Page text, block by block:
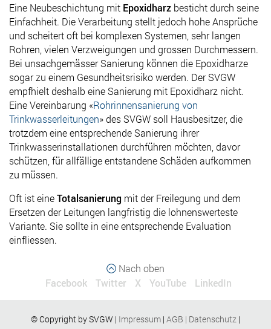
Eine Neubeschichtung mit Epoxidharz besticht durch seine
Einfachheit. Die Verarbeitung stellt jedoch hohe Ansprüche
und scheitert oft bei komplexen Systemen, sehr langen
Rohren, vielen Verzweigungen und grossen Durchmessern.
Bei unsachgemässer Sanierung können die Epoxidharze
sogar zu einem Gesundheitsrisiko werden. Der SVGW
empfhielt deshalb eine Sanierung mit Epoxidharz nicht.
Eine Vereinbarung «Rohrinnensanierung von
Trinkwasserleitungen» des SVGW soll Hausbesitzer, die
trotzdem eine entsprechende Sanierung ihrer
Trinkwasserinstallationen durchführen möchten, davor
schützen, für allfällige entstandene Schäden aufkommen
zu müssen.
Oft ist eineTotalsanierung mit der Freilegung und dem
Ersetzen der Leitungen langfristig die lohnenswerteste
Variante. Sie sollte in eine entsprechende Evaluation
einfliessen.
Nach oben
Facebook
Twitter X YouTube LinkedIn
© Copyright by SVGW | Impressum | AGB | Datenschutz |